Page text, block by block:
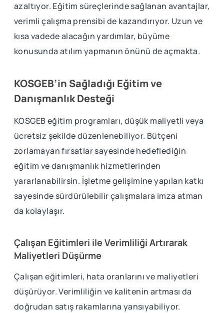
azaltıyor. Eğitim süreçlerinde sağlanan avantajlar,
verimli çalışma prensibi de kazandırıyor. Uzun ve
kısa vadede alacağın yardımlar, büyüme
konusunda atılım yapmanın önünü de açmakta.
KOSGEB’in Sağladığı Eğitim ve
Danışmanlık Desteği
KOSGEB eğitim programları, düşük maliyetli veya
ücretsiz şekilde düzenlenebiliyor. Bütçeni
zorlamayan fırsatlar sayesinde hedeflediğin
eğitim ve danışmanlık hizmetlerinden
yararlanabilirsin. İşletme gelişimine yapılan katkı
sayesinde sürdürülebilir çalışmalara imza atman
da kolaylaşır.
Çalışan Eğitimleri ile Verimliliği Artırarak
Maliyetleri Düşürme
Çalışan eğitimleri, hata oranlarını ve maliyetleri
düşürüyor. Verimliliğin ve kalitenin artması da
doğrudan satış rakamlarına yansıyabiliyor.